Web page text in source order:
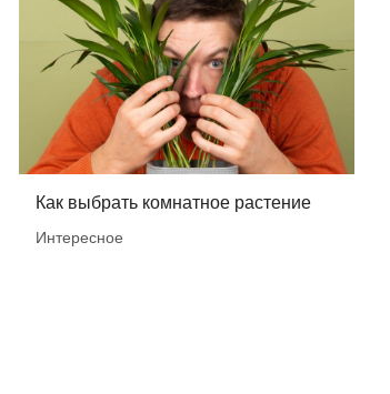
Как выбрать комнатное растение
Интересное